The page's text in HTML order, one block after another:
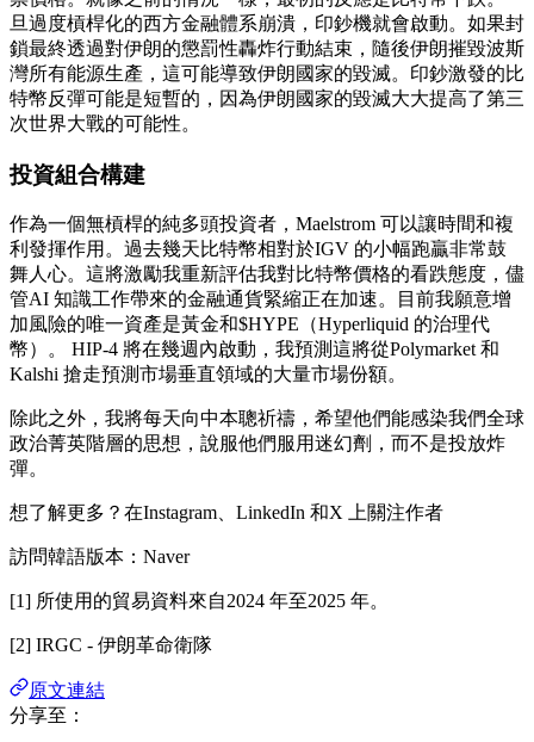
旦過度槓桿化的西方金融體系崩潰，印鈔機就會啟動。如果封
鎖最終透過對伊朗的懲罰性轟炸行動結束，隨後伊朗摧毀波斯
灣所有能源生產，這可能導致伊朗國家的毀滅。印鈔激發的比
特幣反彈可能是短暫的，因為伊朗國家的毀滅大大提高了第三
次世界大戰的可能性。
投資組合構建
作為一個無槓桿的純多頭投資者，Maelstrom 可以讓時間和複
利發揮作用。過去幾天比特幣相對於IGV 的小幅跑贏非常鼓
舞人心。這將激勵我重新評估我對比特幣價格的看跌態度，儘
管AI 知識工作帶來的金融通貨緊縮正在加速。目前我願意增
加風險的唯一資產是黃金和$HYPE（Hyperliquid 的治理代
幣）。 HIP-4 將在幾週內啟動，我預測這將從Polymarket 和
Kalshi 搶走預測市場垂直領域的大量市場份額。
除此之外，我將每天向中本聰祈禱，希望他們能感染我們全球
政治菁英階層的思想，說服他們服用迷幻劑，而不是投放炸
彈。
想了解更多？在Instagram、LinkedIn 和X 上關注作者
訪問韓語版本：Naver
[1] 所使用的貿易資料來自2024 年至2025 年。
[2] IRGC - 伊朗革命衛隊
原文連結
分享至：